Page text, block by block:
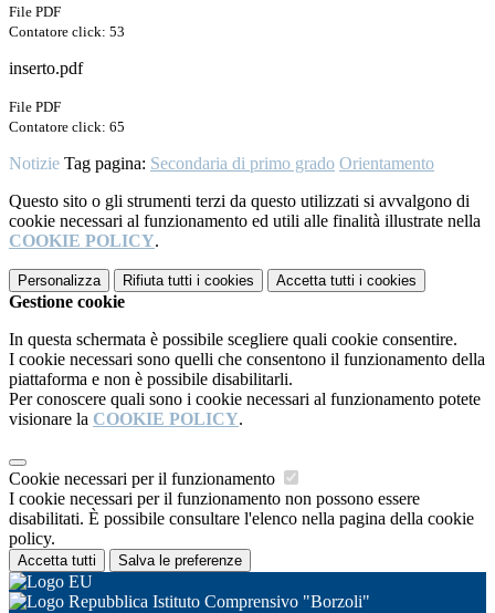
File PDF
Contatore click: 53
inserto.pdf
File PDF
Contatore click: 65
Notizie Tag pagina: Secondaria di primo grado Orientamento
Questo sito o gli strumenti terzi da questo utilizzati si avvalgono di
cookie necessari al funzionamento ed utili alle finalità illustrate nella
COOKIE POLICY.
Personalizza Rifiuta tutti i cookies Accetta tutti i cookies
Gestione cookie
In questa schermata è possibile scegliere quali cookie consentire.
I cookie necessari sono quelli che consentono il funzionamento della
piattaforma e non è possibile disabilitarli.
Per conoscere quali sono i cookie necessari al funzionamento potete
visionare la COOKIE POLICY.
Cookie necessari per il funzionamento
I cookie necessari per il funzionamento non possono essere
disabilitati. È possibile consultare l'elenco nella pagina della cookie
policy.
Accetta tutti Salva le preferenze
Istituto Comprensivo "Borzoli"